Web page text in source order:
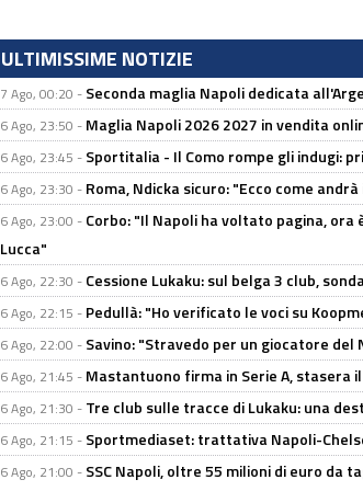
ULTIMISSIME NOTIZIE
7 Ago, 00:20 - Seconda maglia Napoli dedicata
6 Ago, 23:50 - Maglia Napoli 2026 2027 in vendita
6 Ago, 23:45 - Sportitalia - Il Como rompe gli indugi:
6 Ago, 23:30 - Roma, Ndicka sicuro: "Ecco come
6 Ago, 23:00 - Corbo: "Il Napoli ha voltato pagina, ora
Lucca"
6 Ago, 22:30 - Cessione Lukaku: sul belga 3 club,
6 Ago, 22:15 - Pedullà: "Ho verificato le voci su
6 Ago, 22:00 - Savino: "Stravedo per un giocatore
6 Ago, 21:45 - Mastantuono firma in Serie A, stasera
6 Ago, 21:30 - Tre club sulle tracce di Lukaku: una
6 Ago, 21:15 - Sportmediaset: trattativa Napoli-
6 Ago, 21:00 - SSC Napoli, oltre 55 milioni di euro da